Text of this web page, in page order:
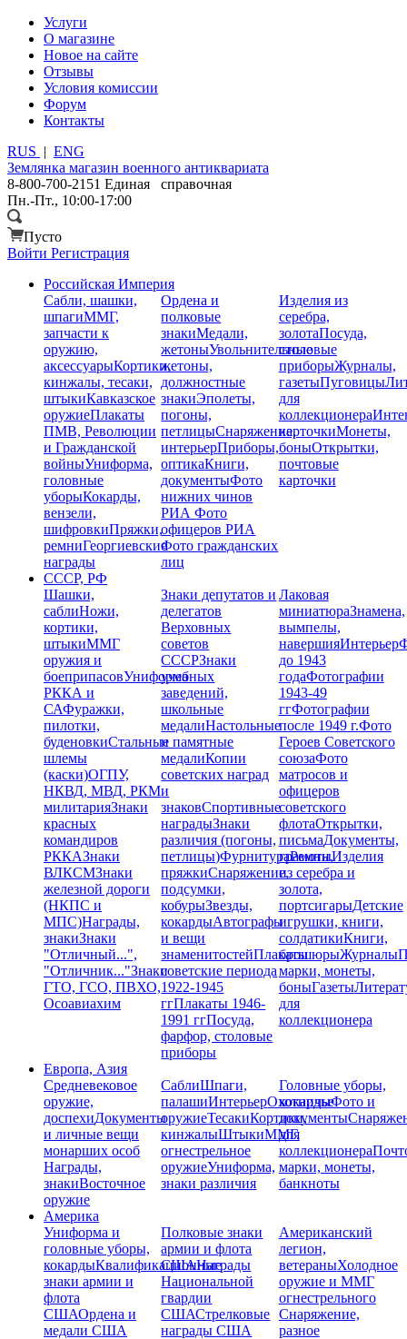
Услуги
О магазине
Новое на сайте
Отзывы
Условия комиссии
Форум
Контакты
RUS | ENG
Землянка магазин военного антиквариата
8-800-700-2151 Единая справочная
Пн.-Пт., 10:00-17:00
Пусто
Войти Регистрация
Российская Империя
Сабли, шашки,
шпагиММГ,
запчасти к
оружию,
аксессуарыКортики,
кинжалы, тесаки,
штыкиКавказское
оружиеПлакаты
ПМВ, Революции
и Гражданской
войныУниформа,
головные
уборыКокарды,
вензели,
шифровкиПряжки,
ремниГеоргиевские
награды
Ордена и
полковые
знакиМедали,
жетоныУвольнительные
жетоны,
должностные
знакиЭполеты,
погоны,
петлицыСнаряжение,
интерьерПриборы,
оптикаКниги,
документыФото
нижних чинов
РИАФото
офицеров РИА
Фото гражданских
лиц
Изделия из
серебра,
золотаПосуда,
столовые
приборыЖурналы,
газетыПуговицы
для
коллекционера
карточкиМонеты,
боныОткрытки,
почтовые
карточки
СССР, РФ
Шашки,
саблиНожи,
кортики,
штыкиММГ
оружия и
боеприпасовУниформа
РККА и
САФуражки,
пилотки,
буденовкиСтальные
шлемы
(каски)ОГПУ,
НКВД, МВД, РКМ
милитарияЗнаки
красных
командиров
РККАЗнаки
ВЛКСМЗнаки
железной дороги
(НКПС и
МПС)Награды,
знакиЗнаки
"Отличный...",
"Отличник..."Знаки
ГТО, ГСО, ПВХО,
Осоавиахим
Знаки депутатов и
делегатов
Верховных
советов
СССРЗнаки
учебных
заведений,
школьные
медалиНастольные
и памятные
медалиКопии
советских наград
и
знаковСпортивные
наградыЗнаки
различия (погоны,
петлицы)ФурнитураРемни,
пряжкиСнаряжение,
подсумки,
кобурыЗвезды,
кокардыАвтографы
и вещи
знаменитостейПлакаты
советские периода
1922-1945
ггПлакаты 1946-
1991 ггПосуда,
фарфор, столовые
приборы
Лаковая
миниатюраЗнамена,
вымпелы,
навершияИнтерьер
до 1943
годаФотографии
1943-49
ггФотографии
после 1949 г.Фото
Героев Советского
союзаФото
матросов и
офицеров
советского
флотаОткрытки,
письмаДокументы,
грамотыИзделия
из серебра и
золота,
портсигарыДетские
игрушки, книги,
солдатикиКниги,
брошюрыЖурналы
марки, монеты,
боныГазеты
для
коллекционера
Европа, Азия
Средневековое
оружие,
доспехиДокументы
и личные вещи
монарших особ
Награды,
знакиВосточное
оружие
СаблиШпаги,
палашиИнтерьерОхотничье
оружиеТесакиКортики,
кинжалыШтыкиММГ,
огнестрельное
оружиеУниформа,
знаки различия
Головные уборы,
кокардыФото и
документы
для
коллекционера
марки, монеты,
банкноты
Америка
Униформа и
головные уборы,
кокардыКвалификационные
знаки армии и
флота
СШАОрдена и
медали США
Полковые знаки
армии и флота
СШАНаграды
Национальной
гвардии
СШАСтрелковые
награды США
Американский
легион,
ветераныХолодное
оружие и ММГ
огнестрельного
Снаряжение,
разное